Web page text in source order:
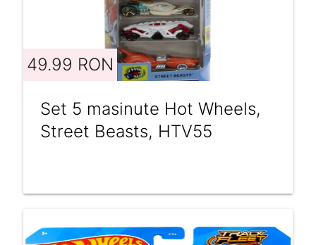
49.99 RON
Set 5 masinute Hot Wheels,
Street Beasts, HTV55